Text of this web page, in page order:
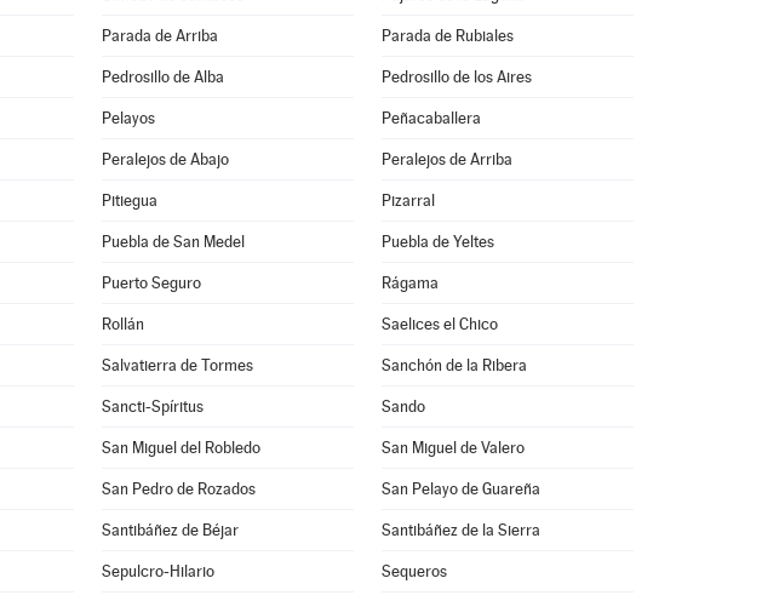
Parada de Arriba Parada de Rubiales
Pedrosillo de Alba Pedrosillo de los Aires
Pelayos Peñacaballera
Peralejos de Abajo Peralejos de Arriba
Pitiegua Pizarral
Puebla de San Medel Puebla de Yeltes
Puerto Seguro Rágama
Rollán Saelices el Chico
Salvatierra de Tormes Sanchón de la Ribera
Sancti-Spíritus Sando
San Miguel del Robledo San Miguel de Valero
San Pedro de Rozados San Pelayo de Guareña
Santibáñez de Béjar Santibáñez de la Sierra
Sepulcro-Hilario Sequeros